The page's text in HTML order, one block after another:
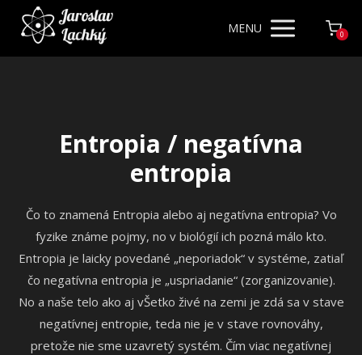
MENU 0
Entropia / negatívna
entropia
Čo to znamená Entropia alebo aj negatívna entropia? Vo
fyzike známe pojmy, no v biológií ich pozná málo kto.
Entropia je laicky povedané „neporiadok“ v systéme, zatiaľ
čo negatívna entropia je „uspriadanie“ (zorganizovanie).
No a naše telo ako aj vŠetko živé na zemi je zdá sa v stave
negatívnej entropie, teda nie je v stave rovnováhy,
pretože nie sme uzavretý systém. Čím viac negatívnej